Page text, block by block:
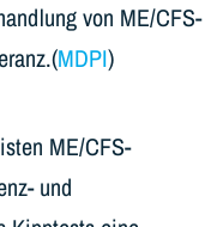
von ME/CFS-
MDPI)
ME/CFS-
und